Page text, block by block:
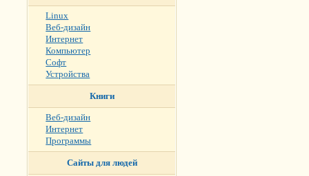
Linux
Веб-дизайн
Интернет
Компьютер
Софт
Устройства
Книги
Веб-дизайн
Интернет
Программы
Сайты для людей